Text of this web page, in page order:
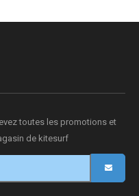
toutes les promotions et
de kitesurf